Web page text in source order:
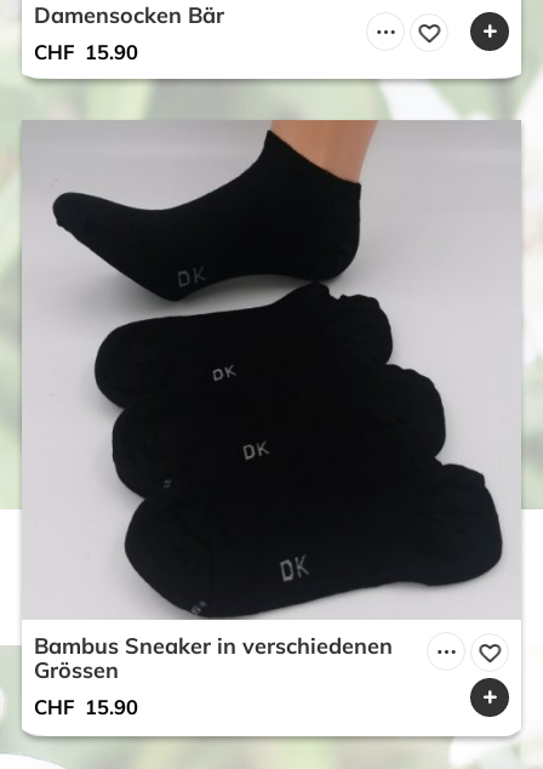
Damensocken Bär
CHF 15.90
Bambus Sneaker in verschiedenen
Grössen
CHF 15.90